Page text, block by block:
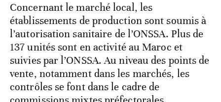
Concernant le marché local, les
établissements de production sont soumis à
l’autorisation sanitaire de l’ONSSA. Plus de
137 unités sont en activité au Maroc et
suivies par l’ONSSA. Au niveau des points de
vente, notamment dans les marchés, les
contrôles se font dans le cadre de